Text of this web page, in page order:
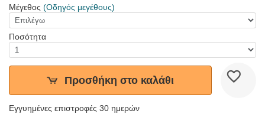
Μέγεθος (Οδηγός μεγέθους)
Ποσότητα
Προσθήκη στο καλάθι
Εγγυημένες επιστροφές 30 ημερών